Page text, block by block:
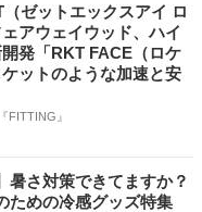
（ゼットエックスアイ ロ
アウェイウッド、ハイ
発「RKT FACE（ロケ
ットのような加速と安
FITTING』
暑さ対策できてますか？
ための冷感グッズ特集